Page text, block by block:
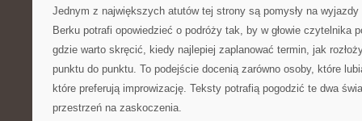
Jednym z największych atutów tej strony są pomysły na
Berku potrafi opowiedzieć o podróży tak, by w głowie czytelnika
gdzie warto skręcić, kiedy najlepiej zaplanować termin, jak
punktu do punktu. To podejście docenią zarówno osoby, które
które preferują improwizację. Teksty potrafią pogodzić te dwa
przestrzeń na zaskoczenia.